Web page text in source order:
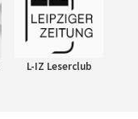
L-IZ Leserclub